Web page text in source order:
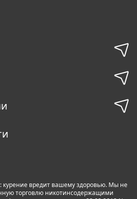
курение вредит вашему здоровью. Мы не
торговлю никотинсодержащими